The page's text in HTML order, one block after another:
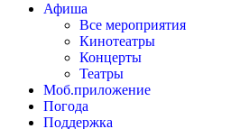
Афиша
Все мероприятия
Кинотеатры
Концерты
Театры
Моб.приложение
Погода
Поддержка